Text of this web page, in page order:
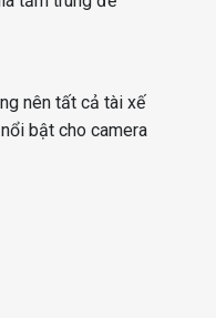
nên tất cả tài xế
bật cho camera